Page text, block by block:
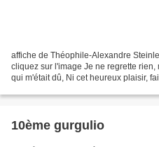
affiche de Théophile-Alexandre
cliquez sur l'image Je ne regrette
qui m'était dû, Ni cet heureux plaisir,
10ème gurgulio